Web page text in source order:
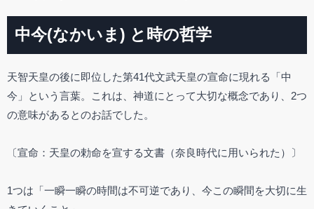
中今(なかいま) と時の哲学
天智天皇の後に即位した第41代文武天皇の宣命に現れる「中
今」という言葉。これは、神道にとって大切な概念であり、2つ
の意味があるとのお話でした。
〔宣命：天皇の勅命を宣する文書（奈良時代に用いられた）〕
1つは「一瞬一瞬の時間は不可逆であり、今この瞬間を大切に生